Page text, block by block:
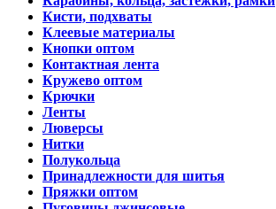
Кисти, подхваты
Клеевые материалы
Кнопки оптом
Контактная лента
Кружево оптом
Крючки
Ленты
Люверсы
Нитки
Полукольца
Принадлежности для шитья
Пряжки оптом